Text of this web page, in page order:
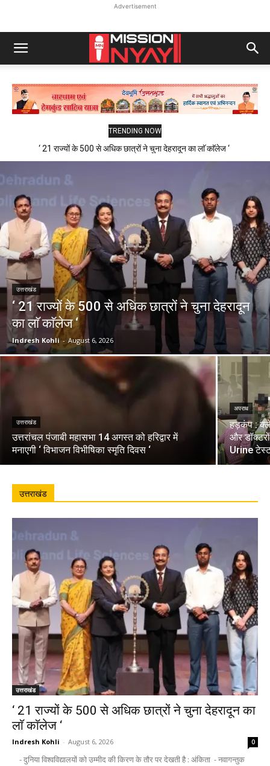
Advertisement
TRENDING NOW
‘ 21 राज्यों के 500 से अधिक छात्रों ने चुना देहरादून का लाॅ काॅलेज ‘
उत्तराखंड
‘ 21 राज्यों के 500 से अधिक छात्रों ने चुना देहरादून
का लाॅ काॅलेज ‘
Indresh Kohli - August 6, 2026
उत्तराखंड
उत्तरांचल पंजाबी महासभा 14 अगस्त को हरिद्वार में
मनाएगी ‘ विभाजन विभीषिका स्मृति दिवस ‘
अपराध
हड़कंप :
और
Urine
उत्तराखंड
उत्तराखंड
‘ 21 राज्यों के 500 से अधिक छात्रों ने चुना देहरादून का
लाॅ काॅलेज ‘
Indresh Kohli - August 6, 2026 0
- दुनिया विश्वविद्यालयों को उम्मीद की किरण के तौर पर देखती है : अंकिता - नवागन्तुक